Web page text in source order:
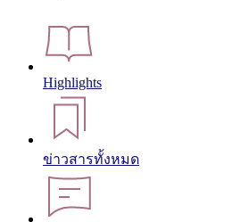
Highlights
ข่าวสารทั้งหมด